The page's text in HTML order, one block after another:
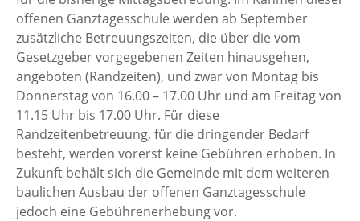
offenen Ganztagesschule werden ab September
zusätzliche Betreuungszeiten, die über die vom
Gesetzgeber vorgegebenen Zeiten hinausgehen,
angeboten (Randzeiten), und zwar von Montag bis
Donnerstag von 16.00 – 17.00 Uhr und am Freitag von
11.15 Uhr bis 17.00 Uhr. Für diese
Randzeitenbetreuung, für die dringender Bedarf
besteht, werden vorerst keine Gebühren erhoben. In
Zukunft behält sich die Gemeinde mit dem weiteren
baulichen Ausbau der offenen Ganztagesschule
jedoch eine Gebührenerhebung vor.